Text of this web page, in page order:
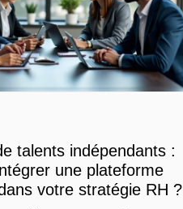
talents indépendants :
une plateforme
votre stratégie RH ?